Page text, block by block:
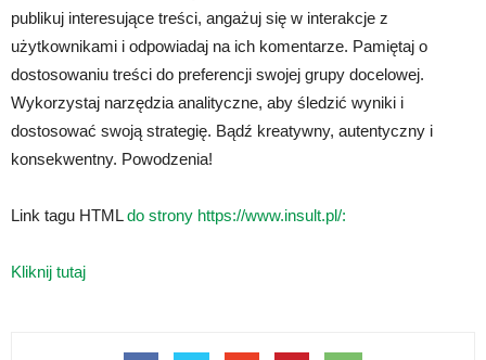
publikuj interesujące treści, angażuj się w interakcje z
użytkownikami i odpowiadaj na ich komentarze. Pamiętaj o
dostosowaniu treści do preferencji swojej grupy docelowej.
Wykorzystaj narzędzia analityczne, aby śledzić wyniki i
dostosować swoją strategię. Bądź kreatywny, autentyczny i
konsekwentny. Powodzenia!
Link tagu HTMLdo strony https://www.insult.pl/:
Kliknij tutaj